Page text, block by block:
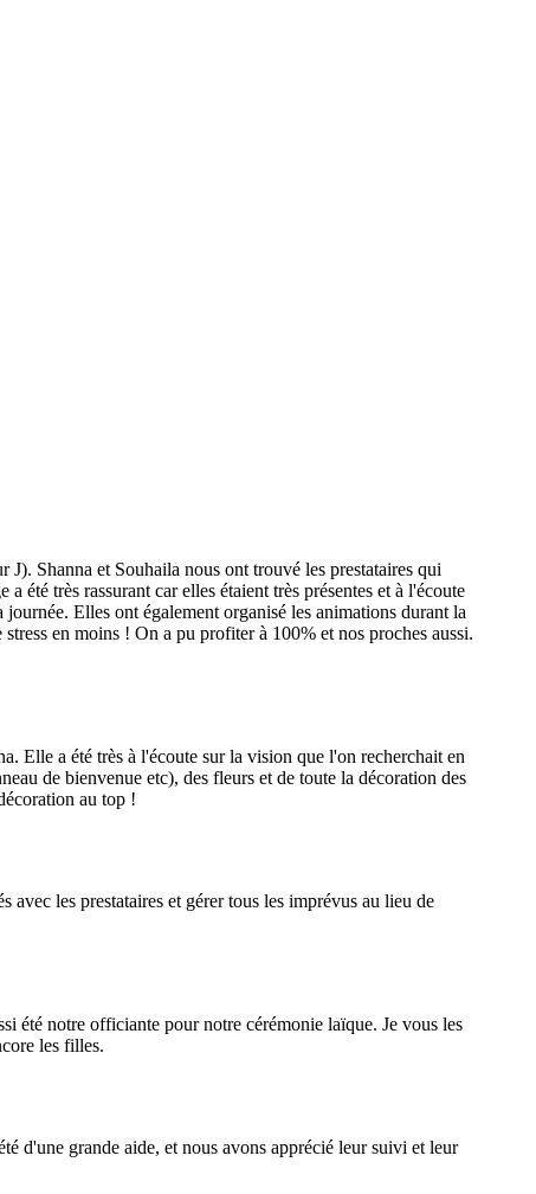
Shanna et Souhaila nous ont trouvé les prestataires qui
été très rassurant car elles étaient très présentes et à l'écoute
Elles ont également organisé les animations durant la
en moins ! On a pu profiter à 100% et nos proches aussi.
Elle a été très à l'écoute sur la vision que l'on recherchait en
de bienvenue etc), des fleurs et de toute la décoration des
au top !
les prestataires et gérer tous les imprévus au lieu de
été notre officiante pour notre cérémonie laïque. Je vous les
les filles.
d'une grande aide, et nous avons apprécié leur suivi et leur